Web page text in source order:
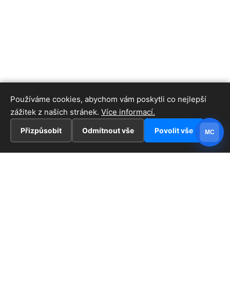
Používáme cookies, abychom vám poskytli co nejlepší
zážitek z našich stránek. Více informací.
Přizpůsobit Odmítnout vše Povolit vše MC